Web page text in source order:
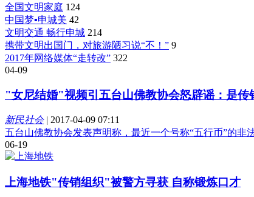
全国文明家庭 124
中国梦▪申城美 42
文明交通 畅行申城 214
携带文明出国门，对旅游陋习说“不！” 9
2017年网络媒体“走转改” 322
04-09
"女尼结婚"视频引五台山佛教协会怒辟谣：是传
新民社会| 2017-04-09 07:11
五台山佛教协会发表声明称，最近一个号称“五行币”的非
06-19
上海地铁"传销组织"被警方寻获 自称锻炼口才